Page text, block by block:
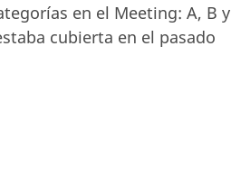
en el Meeting: A, B y
cubierta en el pasado